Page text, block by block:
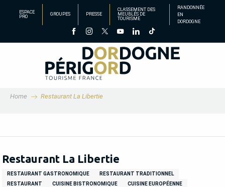
principal
ESPACE
PRO
GROUPES PRESSE
CLASSEMENT DES
MEUBLÉS DE
TOURISME
RANDONNÉE
EN
DORDOGNE
Home Restaurant La Libertie
Restaurant La Libertie
RESTAURANT GASTRONOMIQUE
RESTAURANT TRADITIONNEL
RESTAURANT
CUISINE BISTRONOMIQUE
CUISINE EUROPÉENNE